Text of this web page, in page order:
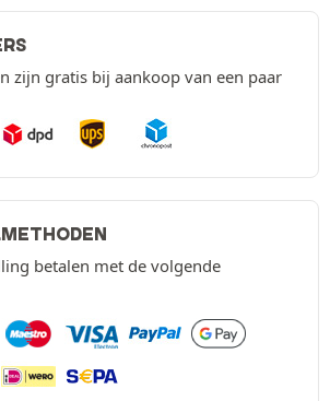
zijn gratis bij aankoop van een paar
betalen met de volgende